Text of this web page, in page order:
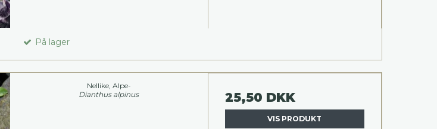
På lager
Nellike, Alpe-
Dianthus alpinus
25,50 DKK
VIS PRODUKT